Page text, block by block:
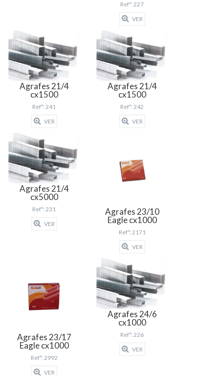
Refª: 227
VER
Agrafes 21/4
cx1500
Refª: 241
VER
Agrafes 21/4
cx1500
Refª: 242
VER
Agrafes 21/4
cx5000
Refª: 231
VER
Agrafes 23/10
Eagle cx1000
Refª: 2171
VER
Agrafes 23/17
Eagle cx1000
Refª: 2992
VER
Agrafes 24/6
cx1000
Refª: 226
VER